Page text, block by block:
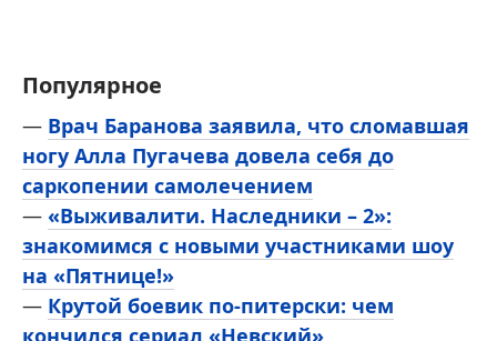
Популярное
— Врач Баранова заявила, что сломавшая
ногу Алла Пугачева довела себя до
саркопении самолечением
— «Выживалити. Наследники – 2»:
знакомимся с новыми участниками шоу
на «Пятнице!»
— Крутой боевик по-питерски: чем
кончился сериал «Невский»